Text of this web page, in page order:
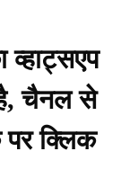
व्हाट्सएप
चैनल से
क्लिक